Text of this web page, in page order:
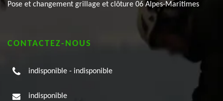
Pose et changement grillage et clôture 06 Alpes-Maritimes
CONTACTEZ-NOUS
indisponible - indisponible
indisponible